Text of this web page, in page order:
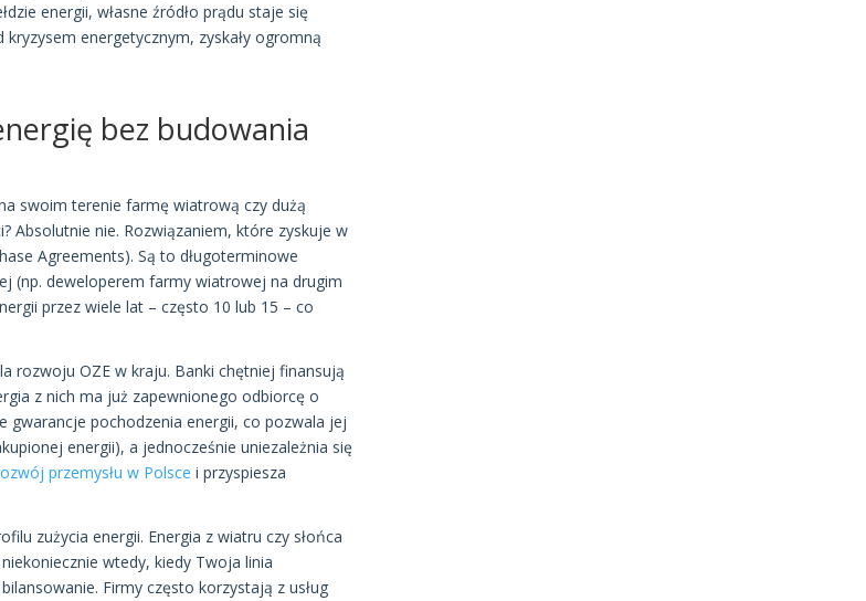
energii, własne źródło prądu staje się
energetycznym, zyskały ogromną
bez budowania
swoim terenie farmę wiatrową czy dużą
Absolutnie nie. Rozwiązaniem, które zyskuje w
Agreements). Są to długoterminowe
(np. deweloperem farmy wiatrowej na drugim
przez wiele lat – często 10 lub 15 – co
rozwoju OZE w kraju. Banki chętniej finansują
z nich ma już zapewnionego odbiorcę o
pochodzenia energii, co pozwala jej
energii), a jednocześnie uniezależnia się
przemysłu w Polsce i przyspiesza
zużycia energii. Energia z wiatru czy słońca
wtedy, kiedy Twoja linia
Firmy często korzystają z usług